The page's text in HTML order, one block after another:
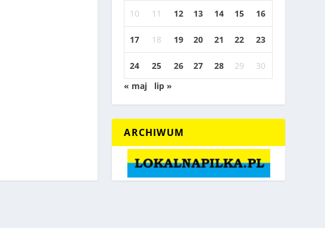
10 11 12 13 14 15 16
17 18 19 20 21 22 23
24 25 26 27 28 29
30
« maj
lip »
ARCHIWUM